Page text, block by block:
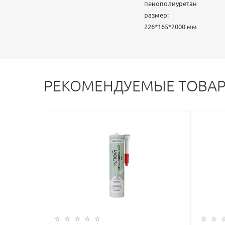
пенополиуретан
размер:
226*165*2000 мм
РЕКОМЕНДУЕМЫЕ